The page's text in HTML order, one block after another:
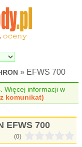
» EFWS 700
Więcej informacji w
komunikat)
EFWS 700
(0)